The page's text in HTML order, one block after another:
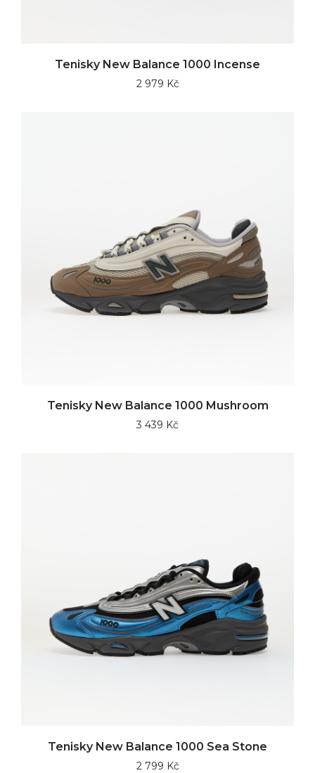
Tenisky New Balance 1000 Incense
2 979 Kč
Tenisky New Balance 1000 Mushroom
3 439 Kč
Tenisky New Balance 1000 Sea Stone
2 799 Kč